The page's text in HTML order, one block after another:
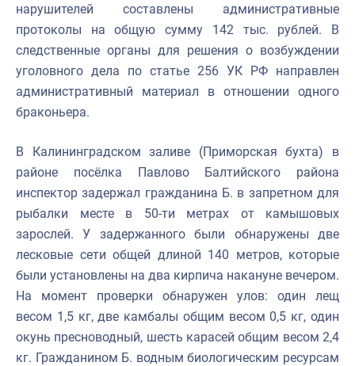
нарушителей составлены административные
протоколы на общую сумму 142 тыс. рублей. В
следственные органы для решения о возбуждении
уголовного дела по статье 256 УК РФ направлен
административный материал в отношении одного
браконьера.
В Калининградском заливе (Приморская бухта) в
районе посёлка Павлово Балтийского района
инспектор задержал гражданина Б. в запретном для
рыбалки месте в 50-ти метрах от камышовых
зарослей. У задержанного были обнаружены две
лесковые сети общей длиной 140 метров, которые
были установлены на два кирпича накануне вечером.
На момент проверки обнаружен улов: один лещ
весом 1,5 кг, две камбалы общим весом 0,5 кг, один
окунь пресноводный, шесть карасей общим весом 2,4
кг. Гражданином Б. водным биологическим ресурсам